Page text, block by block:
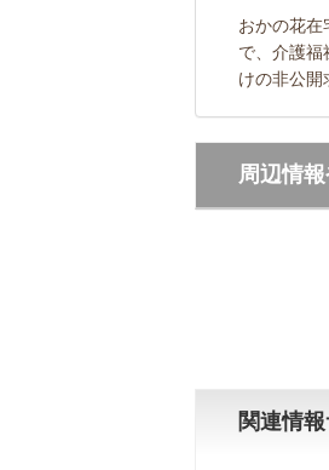
おかの花在
で、介護福
けの非公開
周辺情
関連情